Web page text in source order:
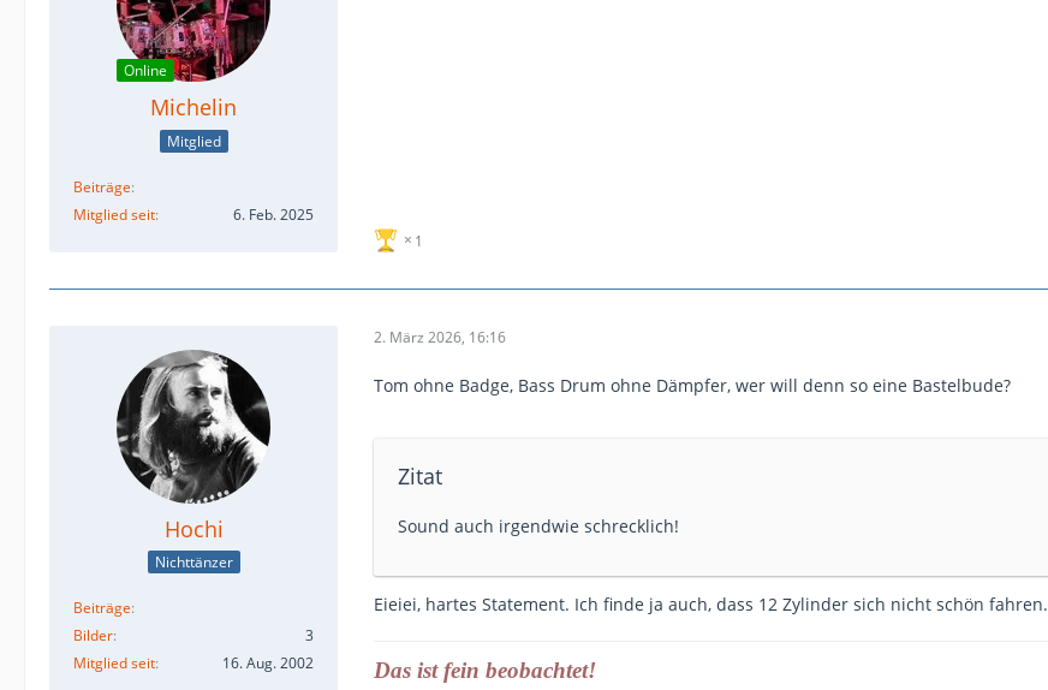
Online
Michelin
Mitglied
Beiträge
Mitglied seit
6. Feb. 2025
1
Hochi
Nichttänzer
Beiträge
Bilder
3
Mitglied seit
16. Aug. 2002
2. März 2026, 16:16
Tom ohne Badge, Bass Drum ohne Dämpfer, wer will denn so eine Bastelbude?
Zitat
Sound auch irgendwie schrecklich!
Eieiei, hartes Statement. Ich finde ja auch, dass 12 Zylinder sich nicht schön fahren.
Das ist fein beobachtet!